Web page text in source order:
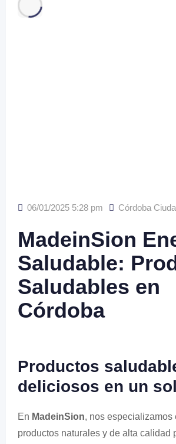
06/01/2025 5:28 pm Córdoba
MadeinSion
Saludable:
Saludables en
Córdoba
Productos
deliciosos en un
En MadeinSion, nos especializamos
productos naturales y de alta calidad